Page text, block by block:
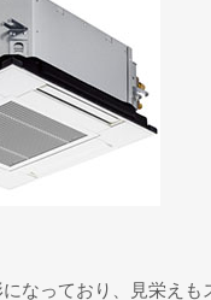
なっており、見栄えも